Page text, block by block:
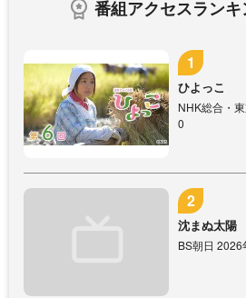
番組アクセスランキ
ひよっこ
NHK総合・
0
沈まぬ太陽
BS朝日